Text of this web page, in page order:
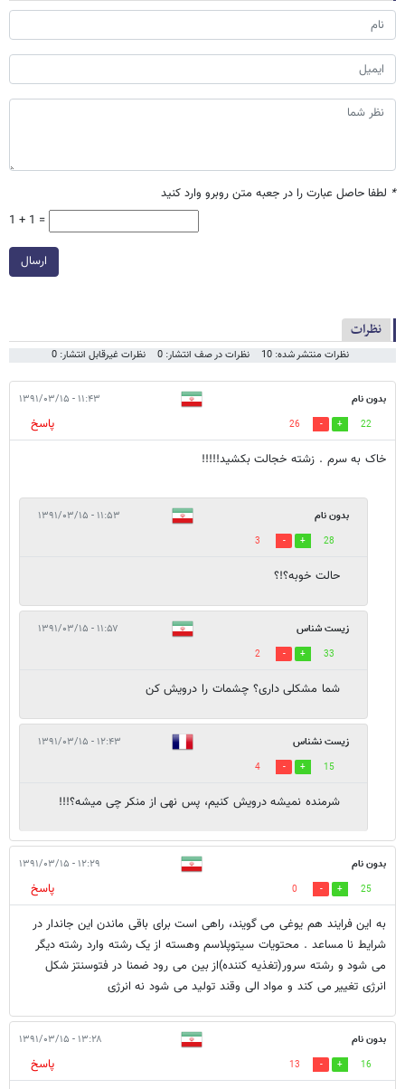
* لطفا حاصل عبارت را در جعبه متن روبرو وارد کنید
1 + 1 =
ارسال
نظرات
نظرات منتشر شده: 10 نظرات در صف انتشار: 0 نظرات غیرقابل انتشار: 0
بدون نام ۱۱:۴۳ - ۱۳۹۱/۰۳/۱۵
22
26
پاسخ
خاک به سرم . زشته خجالت بکشید!!!!!
بدون نام ۱۱:۵۳ - ۱۳۹۱/۰۳/۱۵
28
3
حالت خوبه؟!؟
زیست شناس ۱۱:۵۷ - ۱۳۹۱/۰۳/۱۵
33
2
شما مشکلی داری؟ چشمات را درویش کن
زیست نشناس ۱۲:۴۳ - ۱۳۹۱/۰۳/۱۵
15
4
شرمنده نمیشه درویش کنیم، پس نهی از منکر چی میشه؟!!!
بدون نام ۱۲:۲۹ - ۱۳۹۱/۰۳/۱۵
25
0
پاسخ
به این فرایند هم یوغی می گویند، راهی است برای باقی ماندن این جاندار در
شرایط نا مساعد . محتویات سیتوپلاسم وهسته از یک رشته وارد رشته دیگر
می شود و رشته سرور(تغذیه کننده)از بین می رود ضمنا در فتوسنتز شکل
انرژی تغییر می کند و مواد الی وقند تولید می شود نه انرژی
بدون نام ۱۳:۲۸ - ۱۳۹۱/۰۳/۱۵
16
13 پاسخ